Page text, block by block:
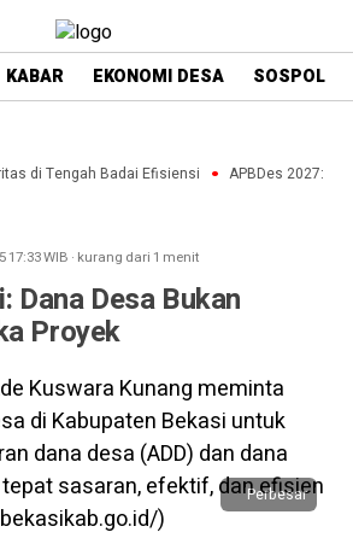
KABAR EKONOMI DESA SOSPOL
di Tengah Badai Efisiensi APBDes 2027:
17:33WIB · kurang dari 1 menit
Dana Desa Bukan
Proyek
Perbesar